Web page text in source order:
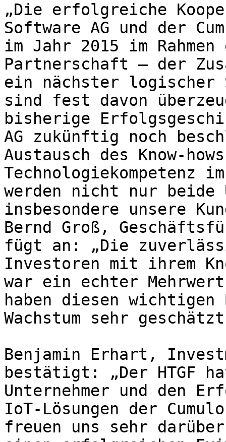
„Die erfolgreiche
Software AG und der
im Jahr 2015 im
Partnerschaft – der
ein nächster
sind fest davon
bisherige
AG zukünftig noch
Austausch des Know-
werden nicht nur beide
insbesondere unsere
Bernd Groß,
fügt an: „Die
Investoren mit ihrem
war ein echter
haben diesen
Wachstum sehr
Benjamin Erhart,
bestätigt: „Der HTGF
Unternehmer und den
IoT-Lösungen der
freuen uns sehr